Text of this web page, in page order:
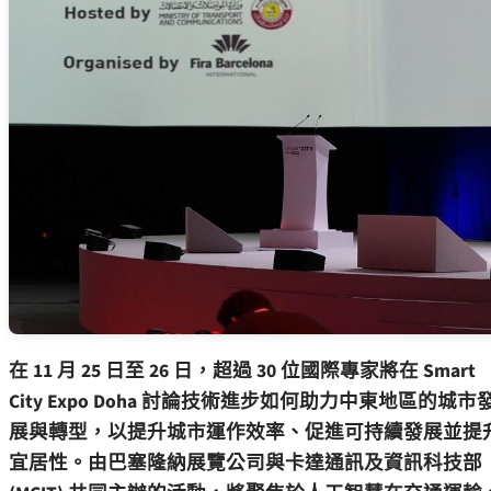
在 11 月 25 日至 26 日，超過 30 位國際專家將在 Smart
City Expo Doha 討論技術進步如何助力中東地區的城市
展與轉型，以提升城市運作效率、促進可持續發展並提
宜居性。由巴塞隆納展覽公司與卡達通訊及資訊科技部